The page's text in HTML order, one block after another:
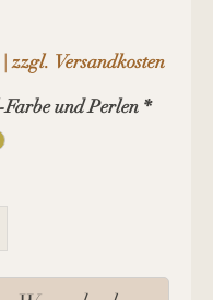
|zzgl. Versandkosten
und Perlen *